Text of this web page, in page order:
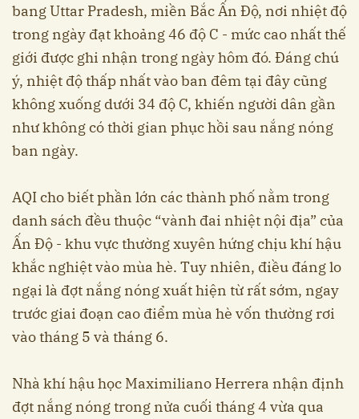
bang Uttar Pradesh, miền Bắc Ấn Độ, nơi nhiệt độ
trong ngày đạt khoảng 46 độ C - mức cao nhất thế
giới được ghi nhận trong ngày hôm đó. Đáng chú
ý, nhiệt độ thấp nhất vào ban đêm tại đây cũng
không xuống dưới 34 độ C, khiến người dân gần
như không có thời gian phục hồi sau nắng nóng
ban ngày.
AQI cho biết phần lớn các thành phố nằm trong
danh sách đều thuộc “vành đai nhiệt nội địa” của
Ấn Độ - khu vực thường xuyên hứng chịu khí hậu
khắc nghiệt vào mùa hè. Tuy nhiên, điều đáng lo
ngại là đợt nắng nóng xuất hiện từ rất sớm, ngay
trước giai đoạn cao điểm mùa hè vốn thường rơi
vào tháng 5 và tháng 6.
Nhà khí hậu học Maximiliano Herrera nhận định
đợt nắng nóng trong nửa cuối tháng 4 vừa qua